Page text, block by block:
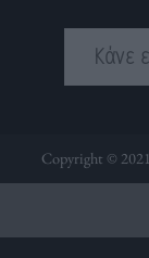
Κάνε
Copyright ©